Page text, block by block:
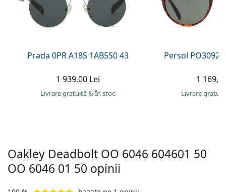
Persol
Prada
Prada 0PR A18S 1AB5S0 43
1 939,00 Lei
Livrare gratuită& În stoc
Persol
1
Livrare
Oakley Deadbolt OO 6046 604601 50
OO 6046 01 50 opinii